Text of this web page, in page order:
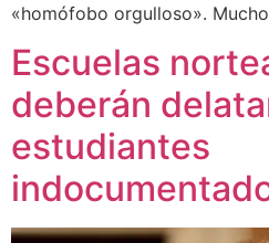
«homófobo orgulloso».
Escuelas
deberán
estudiantes